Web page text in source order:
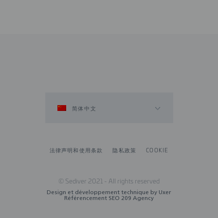
简体中文
© Sediver 2021 - All rights reserved
法律声明和使用条款 隐私政策 COOKIE
Design et développement technique by Uxer
Référencement SEO 209 Agency